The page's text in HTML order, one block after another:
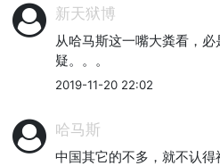
新天狱博
从哈马斯这一嘴大粪看，
疑。。。
2019-11-20 22:02
哈马斯
中国其它的不多，就不认